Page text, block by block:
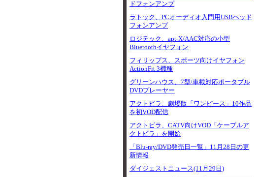
ドフォンアンプ
ラトック、PCオーディオ入門用USBヘッド
フォンアンプ
ロジテック、apt-X/AAC対応の小型
Bluetoothイヤフォン
フィリップス、スポーツ向けイヤフォン
ActionFit 3機種
グリーンハウス、7型/車載対応ポータブル
DVDプレーヤー
アクトビラ、劇場版「ワンピース」10作品
を初VOD配信
アクトビラ、CATV向けVOD「ケーブルア
クトビラ」を開始
「Blu-ray/DVD発売日一覧」11月28日の更
新情報
ダイジェストニュース(11月29日)